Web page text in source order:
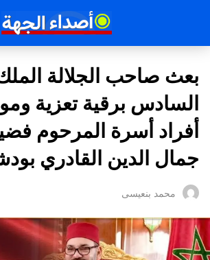
بعث صاحب الجلالة
السادس برقية تعزية
أفراد أسرة المرحوم
جمال الدين القادري
محمد بنعيسى